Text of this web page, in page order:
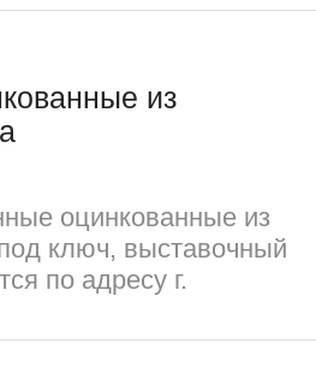
из
оцинкованные из
ключ, выставочный
по адресу г.